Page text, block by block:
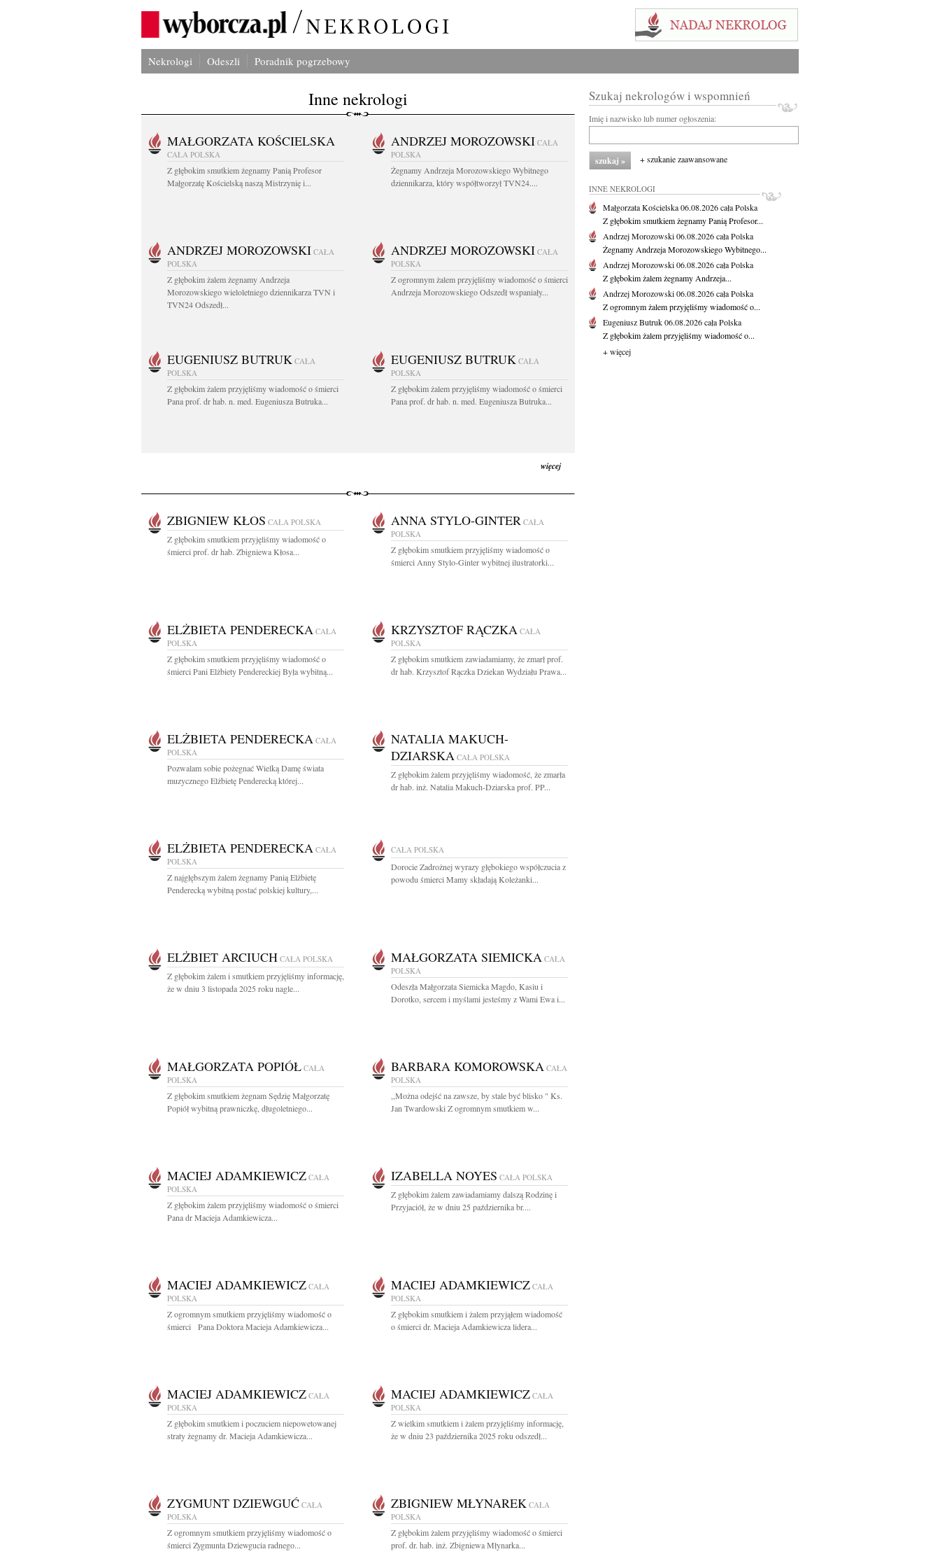
Nekrologi Odeszli Poradnik pogrzebowy
Inne nekrologi
MAŁGORZATA KOŚCIELSKA
CAŁA POLSKA
Z głębokim smutkiem żegnamy Panią Profesor
Małgorzatę Kościelską naszą Mistrzynię i...
ANDRZEJ MOROZOWSKI CAŁA
POLSKA
Żegnamy Andrzeja Morozowskiego Wybitnego
dziennikarza, który współtworzył TVN24....
ANDRZEJ MOROZOWSKI CAŁA
POLSKA
Z głębokim żalem żegnamy Andrzeja
Morozowskiego wieloletniego dziennikarza TVN i
TVN24 Odszedł...
ANDRZEJ MOROZOWSKI CAŁA
POLSKA
Z ogromnym żalem przyjęliśmy wiadomość o śmierci
Andrzeja Morozowskiego Odszedł wspaniały...
EUGENIUSZ BUTRUK CAŁA
POLSKA
Z głębokim żalem przyjęliśmy wiadomość o śmierci
Pana prof. dr hab. n. med. Eugeniusza Butruka...
EUGENIUSZ BUTRUK CAŁA
POLSKA
Z głębokim żalem przyjęliśmy wiadomość o śmierci
Pana prof. dr hab. n. med. Eugeniusza Butruka...
więcej
ZBIGNIEW KŁOS CAŁA POLSKA
Z głębokim smutkiem przyjęliśmy wiadomość o
śmierci prof. dr hab. Zbigniewa Kłosa...
ANNA STYLO-GINTER CAŁA
POLSKA
Z głębokim smutkiem przyjęliśmy wiadomość o
śmierci Anny Stylo-Ginter wybitnej ilustratorki...
ELŻBIETA PENDERECKA CAŁA
POLSKA
Z głębokim smutkiem przyjęliśmy wiadomość o
śmierci Pani Elżbiety Pendereckiej Była wybitną...
KRZYSZTOF RĄCZKA CAŁA
POLSKA
Z głębokim smutkiem zawiadamiamy, że zmarł prof.
dr hab. Krzysztof Rączka Dziekan Wydziału Prawa...
ELŻBIETA PENDERECKA CAŁA
POLSKA
Pozwalam sobie pożegnać Wielką Damę świata
muzycznego Elżbietę Penderecką której...
NATALIA MAKUCH-
DZIARSKA CAŁA POLSKA
Z głębokim żalem przyjęliśmy wiadomość, że zmarła
dr hab. inż. Natalia Makuch-Dziarska prof. PP...
ELŻBIETA PENDERECKA CAŁA
POLSKA
Z najgłębszym żalem żegnamy Panią Elżbietę
Penderecką wybitną postać polskiej kultury,...
CAŁA POLSKA
Dorocie Zadrożnej wyrazy głębokiego współczucia z
powodu śmierci Mamy składają Koleżanki...
ELŻBIET ARCIUCH CAŁA POLSKA
Z głębokim żalem i smutkiem przyjęliśmy informację,
że w dniu 3 listopada 2025 roku nagle...
MAŁGORZATA SIEMICKA CAŁA
POLSKA
Odeszła Małgorzata Siemicka Magdo, Kasiu i
Dorotko, sercem i myślami jesteśmy z Wami Ewa i...
MAŁGORZATA POPIÓŁ CAŁA
POLSKA
Z głębokim smutkiem żegnam Sędzię Małgorzatę
Popiół wybitną prawniczkę, długoletniego...
BARBARA KOMOROWSKA CAŁA
POLSKA
,,Można odejść na zawsze, by stale być blisko " Ks.
Jan Twardowski Z ogromnym smutkiem w...
MACIEJ ADAMKIEWICZ CAŁA
POLSKA
Z głębokim żalem przyjęliśmy wiadomość o śmierci
Pana dr Macieja Adamkiewicza...
IZABELLA NOYES CAŁA POLSKA
Z głębokim żalem zawiadamiamy dalszą Rodzinę i
Przyjaciół, że w dniu 25 października br....
MACIEJ ADAMKIEWICZ CAŁA
POLSKA
Z ogromnym smutkiem przyjęliśmy wiadomość o
śmierci Pana Doktora Macieja Adamkiewicza...
MACIEJ ADAMKIEWICZ CAŁA
POLSKA
Z głębokim smutkiem i żalem przyjąłem wiadomość
o śmierci dr. Macieja Adamkiewicza lidera...
MACIEJ ADAMKIEWICZ CAŁA
POLSKA
Z głębokim smutkiem i poczuciem niepowetowanej
straty żegnamy dr. Macieja Adamkiewicza...
MACIEJ ADAMKIEWICZ CAŁA
POLSKA
Z wielkim smutkiem i żalem przyjęliśmy informację,
że w dniu 23 października 2025 roku odszedł...
ZYGMUNT DZIEWGUĆ CAŁA
POLSKA
Z ogromnym smutkiem przyjęliśmy wiadomość o
śmierci Zygmunta Dziewgucia radnego...
ZBIGNIEW MŁYNAREK CAŁA
POLSKA
Z głębokim żalem przyjęliśmy wiadomość o śmierci
prof. dr. hab. inż. Zbigniewa Młynarka...
Szukaj nekrologów i wspomnień
Imię i nazwisko lub numer ogłoszenia:
+ szukanie zaawansowane
INNE NEKROLOGI
Małgorzata Kościelska06.08.2026cała Polska
Z głębokim smutkiem żegnamy Panią Profesor...
Andrzej Morozowski06.08.2026cała Polska
Żegnamy Andrzeja Morozowskiego Wybitnego...
Andrzej Morozowski06.08.2026cała Polska
Z głębokim żalem żegnamy Andrzeja...
Andrzej Morozowski06.08.2026cała Polska
Z ogromnym żalem przyjęliśmy wiadomość o...
Eugeniusz Butruk06.08.2026cała Polska
Z głębokim żalem przyjęliśmy wiadomość o...
+ więcej